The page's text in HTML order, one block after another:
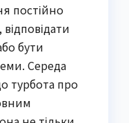
постійно
бути
Середа
турбота про